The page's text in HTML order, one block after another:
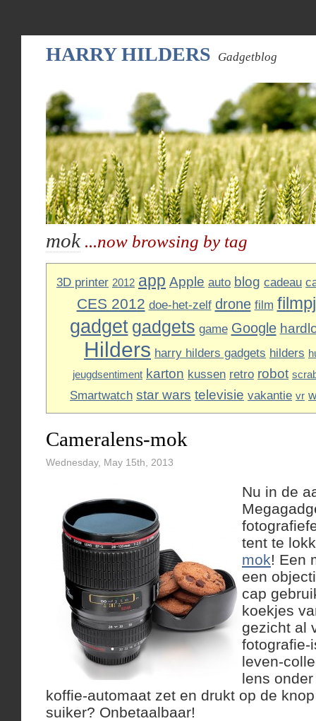
HARRY HILDERS Gadgetblog
mok...now browsing by tag
3D printer 2012 app Apple auto blog cadeau
CES 2012 doe-het-zelf drone film
gadget gadgets game Google
Hilders harry hilders gadgets hilders
jeugdsentiment karton kussen retro robot
Smartwatch star wars televisie vakantie vr
Cameralens-mok
Wednesday, May 15th, 2013
Nu in de
tent te
mok! Een
een
cap
koekjes
gezicht al
fotografie-
leven-
lens
koffie-automaat zet en drukt op de
suiker? Onbetaalbaar!